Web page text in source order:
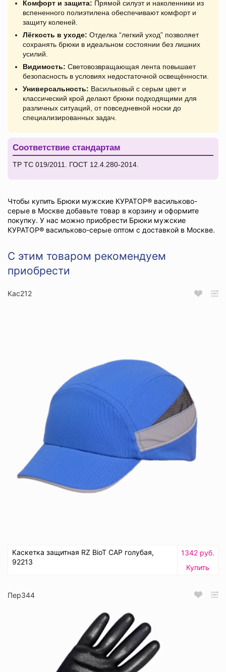
Комфорт и защита: Прямой силуэт и наколенники из
вспененного полиэтилена обеспечивают комфорт и
защиту коленей.
Лёгкость в уходе: Отделка “легкий уход” позволяет
сохранять брюки в идеальном состоянии без лишних
усилий.
Видимость: Световозвращающая лента повышает
безопасность в условиях недостаточной освещённости.
Универсальность: Васильковый с серым цвет и
классический крой делают брюки подходящими для
различных ситуаций, от повседневной носки до
специализированных задач.
Соответствие стандартам
ТР ТС 019/2011. ГОСТ 12.4.280-2014.
Чтобы купить Брюки мужские КУРАТОР® васильково-
серые в Москве добавьте товар в корзину и оформите
покупку. У нас можно приобрести Брюки мужские
КУРАТОР® васильково-серые оптом с доставкой в Москве.
С этим товаром рекомендуем
приобрести
Кас212
Каскетка защитная RZ BioT CAP голубая,
92213
1342 руб.
Купить
Пер344